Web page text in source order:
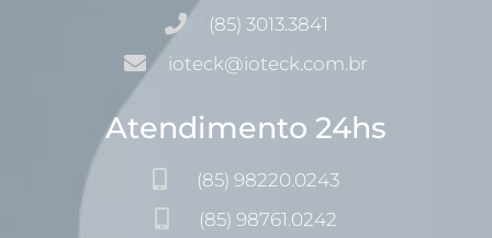
(85) 3013.3841
ioteck@ioteck.com.br
Atendimento 24hs
(85) 98220.0243
(85) 98761.0242